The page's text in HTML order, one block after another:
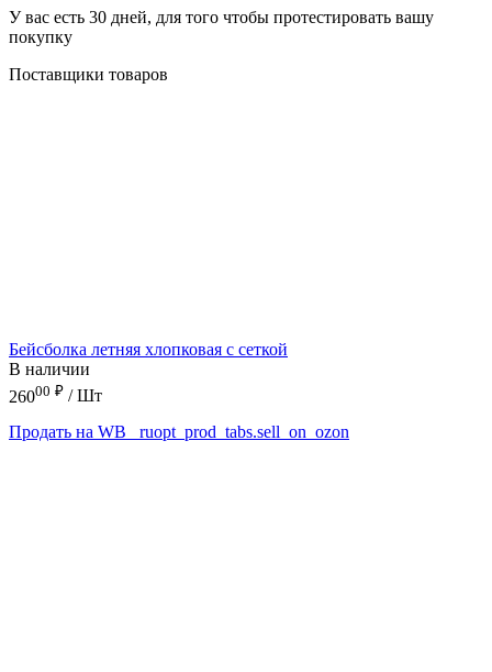
У вас есть 30 дней, для того чтобы протестировать вашу
покупку
Поставщики товаров
Бейсболка летняя хлопковая с сеткой
В наличии
26000 ₽ / Шт
Продать на WB
_ruopt_prod_tabs.sell_on_ozon